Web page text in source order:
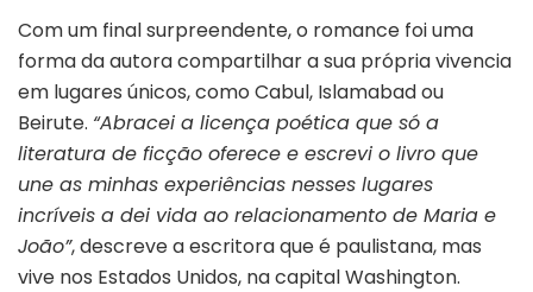
Com um final surpreendente, o romance foi uma
forma da autora compartilhar a sua própria vivencia
em lugares únicos, como Cabul, Islamabad ou
Beirute. “Abracei a licença poética que só a
literatura de ficção oferece e escrevi o livro que
une as minhas experiências nesses lugares
incríveis a dei vida ao relacionamento de Maria e
João”, descreve a escritora que é paulistana, mas
vive nos Estados Unidos, na capital Washington.